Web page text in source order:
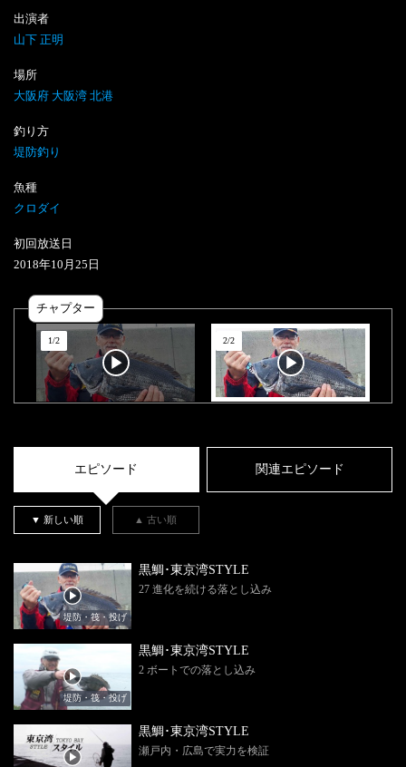
出演者
山下 正明
場所
大阪府 大阪湾 北港
釣り方
堤防釣り
魚種
クロダイ
初回放送日
2018年10 月 25 日
チャプター
1/2 2/2
エピソード 関連エピソード
▼ 新しい順 ▲ 古い順
堤防・筏・投げ
黒鯛･東京湾STYLE
27 進化を続ける落とし込み
堤防・筏・投げ
黒鯛･東京湾STYLE
2 ボートでの落とし込み
黒鯛･東京湾STYLE
瀬戸内・広島で実力を検証